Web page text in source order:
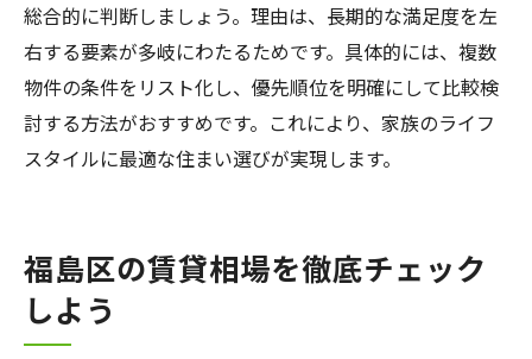
総合的に判断しましょう。理由は、長期的な満足度を左
右する要素が多岐にわたるためです。具体的には、複数
物件の条件をリスト化し、優先順位を明確にして比較検
討する方法がおすすめです。これにより、家族のライフ
スタイルに最適な住まい選びが実現します。
福島区の賃貸相場を徹底チェック
しよう